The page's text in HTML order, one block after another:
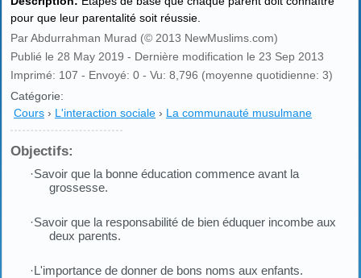
pour que leur parentalité soit réussie.
Par Abdurrahman Murad (© 2013 NewMuslims.com)
Publié le 28 May 2019 - Dernière modification le 23 Sep 2013
Imprimé: 107 - Envoyé: 0 - Vu: 8,796 (moyenne quotidienne: 3)
Catégorie:
Cours › L'interaction sociale › La communauté musulmane
Objectifs:
·Savoir que la bonne éducation commence avant la
grossesse.
·Savoir que la responsabilité de bien éduquer incombe aux
deux parents.
·L'importance de donner de bons noms aux enfants.